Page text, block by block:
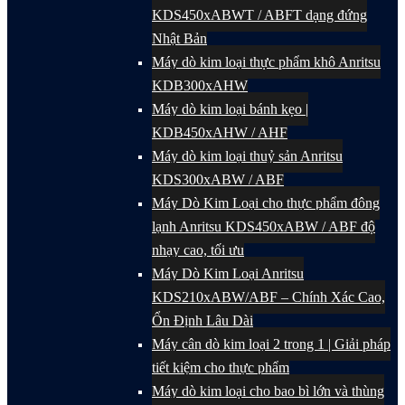
KDS450xABWT / ABFT dạng đứng
Nhật Bản
Máy dò kim loại thực phẩm khô Anritsu
KDB300xAHW
Máy dò kim loại bánh kẹo |
KDB450xAHW / AHF
Máy dò kim loại thuỷ sản Anritsu
KDS300xABW / ABF
Máy Dò Kim Loại cho thực phẩm đông
lạnh Anritsu KDS450xABW / ABF độ
nhạy cao, tối ưu
Máy Dò Kim Loại Anritsu
KDS210xABW/ABF – Chính Xác Cao,
Ổn Định Lâu Dài
Máy cân dò kim loại 2 trong 1 | Giải pháp
tiết kiệm cho thực phẩm
Máy dò kim loại cho bao bì lớn và thùng